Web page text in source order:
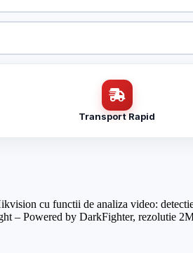
Transport Rapid
cu functii de analiza video:
– Powered by DarkFighter, rezolutie